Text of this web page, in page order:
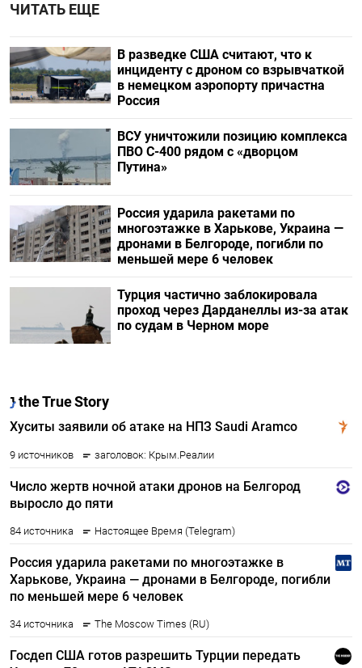
ЧИТАТЬ ЕЩЕ
В разведке США считают, что к
инциденту с дроном со взрывчаткой
в немецком аэропорту причастна
Россия
ВСУ уничтожили позицию комплекса
ПВО С-400 рядом с «дворцом
Путина»
Россия ударила ракетами по
многоэтажке в Харькове, Украина —
дронами в Белгороде, погибли по
меньшей мере 6 человек
Турция частично заблокировала
проход через Дарданеллы из-за атак
по судам в Черном море